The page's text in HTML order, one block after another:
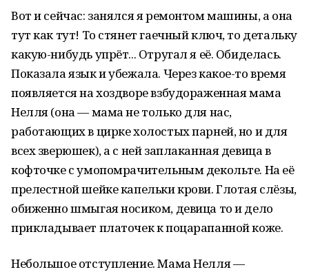
Вот и сейчас: занялся я ремонтом машины, а она
тут как тут! То стянет гаечный ключ, то детальку
какую-нибудь упрёт... Отругал я её. Обиделась.
Показала язык и убежала. Через какое-то время
появляется на хоздворе взбудораженная мама
Нелля (она — мама не только для нас,
работающих в цирке холостых парней, но и для
всех зверюшек), а с ней заплаканная девица в
кофточке с умопомрачительным декольте. На её
прелестной шейке капельки крови. Глотая слёзы,
обиженно шмыгая носиком, девица то и дело
прикладывает платочек к поцарапанной коже.
Небольшое отступление. Мама Нелля —